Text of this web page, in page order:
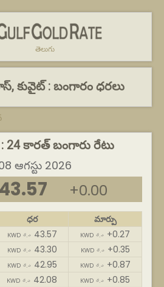
తెలుగు
కువైట్ : బంగారం ధరలు
కారత్ బంగారు రేటు
ఆగస్టు 2026
43.57 +0.00
ధర
మార్పు
KWD د.ك 43.57 KWD د.ك +0.27
KWD د.ك 43.30 KWD د.ك +0.35
KWD د.ك 42.95 KWD د.ك +0.87
KWD د.ك 42.08 KWD د.ك +0.85